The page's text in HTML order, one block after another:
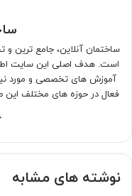
ساختمان آنلاین، جامع
است. هدف اصلی این سایت
آموزش های تخصصی و مورد
فعال در حوزه های مختلف
نوشته های مشابه